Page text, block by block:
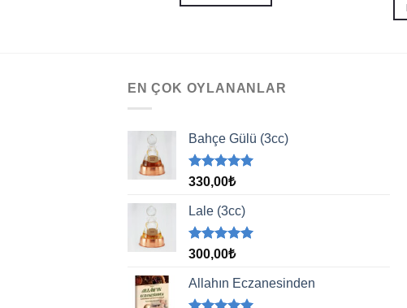
EN ÇOK OYLANANLAR
Bahçe Gülü (3cc)
5 üzerinden
aldı
330,00₺
Lale (3cc)
5 üzerinden
aldı
300,00₺
Allahın Eczanesinden